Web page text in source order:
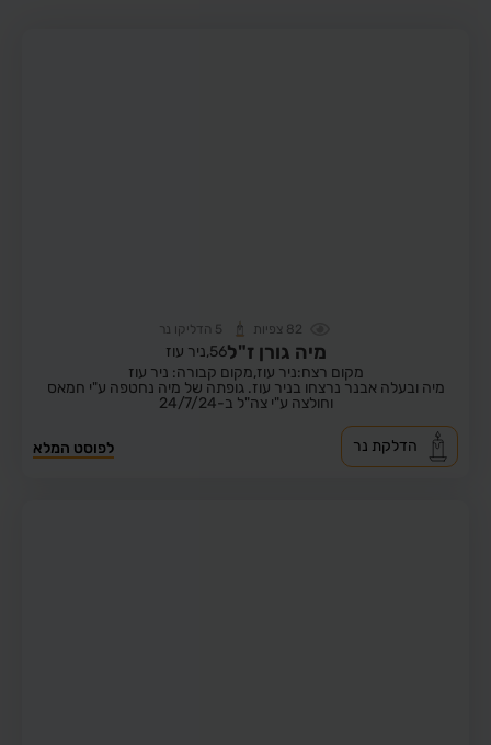
82 צפיות 5 הדליקו נר
מיה גורן ז"ל56, ניר עוז
מקום רצח:ניר עוז,מקום קבורה: ניר עוז
מיה ובעלה אבנר נרצחו בניר עוז. גופתה של מיה נחטפה ע"י חמאס
וחולצה ע"י צה"ל ב-24/7/24
לפוסט המלא הדלקת נר